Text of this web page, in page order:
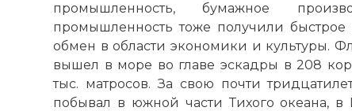
промышленность, бумажное
промышленность тоже получили
обмен в области экономики и культуры.
вышел в море во главе эскадры в 208
тыс. матросов. За свою почти
побывал в южной части Тихого океана,